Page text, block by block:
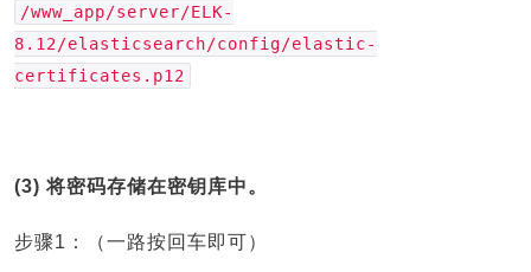
/www_app/server/ELK-
8.12/elasticsearch/config/elastic-
certificates.p12
(3) 将密码存储在密钥库中。
步骤1：（一路按回车即可）